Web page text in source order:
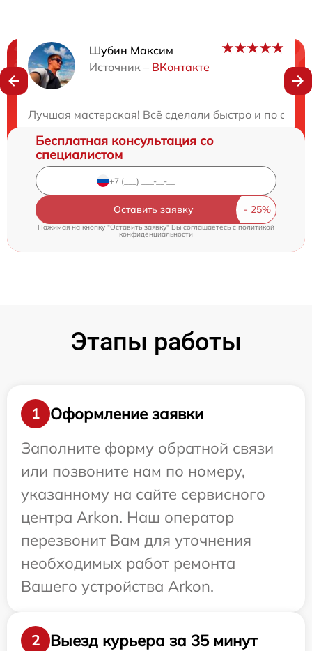
Шубин Максим
Источник – ВКонтакте
Лучшая мастерская! Всё сделали быстро и по
Нужна консультация?
Бесплатная консультация со
специалистом
Оставить заявку
Нажимая на кнопку "Оставить заявку" Вы соглашаетесь c политикой
конфиденциальности
Этапы работы
1
Оформление заявки
Заполните форму обратной связи
или позвоните нам по номеру,
указанному на сайте сервисного
центра Arkon. Наш оператор
перезвонит Вам для уточнения
необходимых работ ремонта
Вашего устройства Arkon.
2 Выезд курьера за 35 минут